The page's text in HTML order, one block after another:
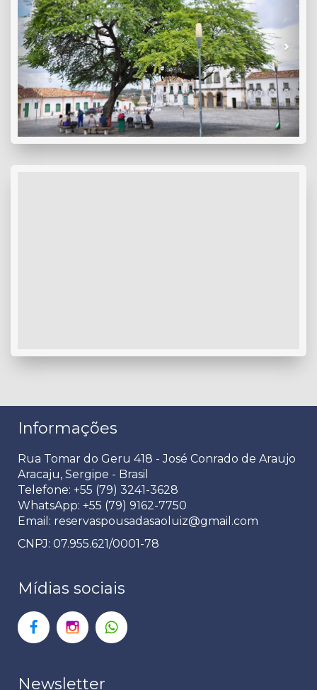
Informações
Rua Tomar do Geru 418 - José Conrado de Araujo
Aracaju, Sergipe - Brasil
Telefone: +55 (79) 3241-3628
WhatsApp: +55 (79) 9162-7750
Email: reservaspousadasaoluiz@gmail.com
CNPJ: 07.955.621/0001-78
Mídias sociais
Newsletter